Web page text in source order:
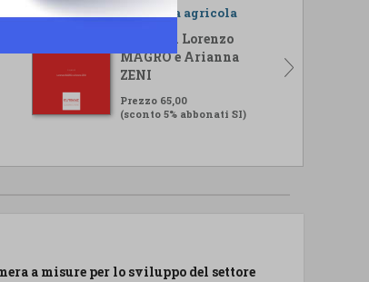
L'impresa agricola
A cura di Lorenzo
MAGRO e Arianna
ZENI
Prezzo 65,00
(sconto 5% abbonati SI)
a misure per lo sviluppo del settore